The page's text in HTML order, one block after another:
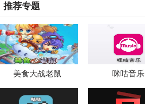
推荐专题
美食大战老鼠 咪咕音乐